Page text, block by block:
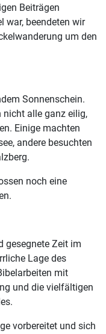
Beiträgen
war, beendeten wir
um den
Sonnenschein.
nicht alle ganz eilig,
Einige machten
andere besuchten
noch eine
gesegnete Zeit im
Lage des
mit
und die vielfältigen
vorbereitet und sich